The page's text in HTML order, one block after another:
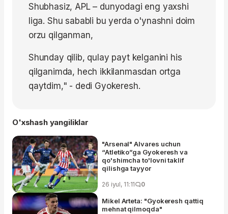
Shubhasiz, APL – dunyodagi eng yaxshi
liga. Shu sababli bu yerda o'ynashni doim
orzu qilganman,
Shunday qilib, qulay payt kelganini his
qilganimda, hech ikkilanmasdan ortga
qaytdim," - dedi Gyokeresh.
O'xshash yangiliklar
"Arsenal" Alvares uchun
“Atletiko”ga Gyokeresh va
qo'shimcha to'lovni taklif
qilishga tayyor
26 iyul, 11:11 0
Mikel Arteta: "Gyokeresh qattiq
mehnat qilmoqda"